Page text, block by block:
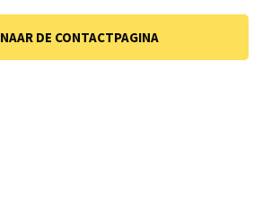
NAAR DE CONTACTPAGINA